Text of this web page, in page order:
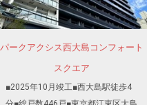
パークアクシス西大島コンフォート
スクエア
■2025年10月竣工■西大島駅徒歩4